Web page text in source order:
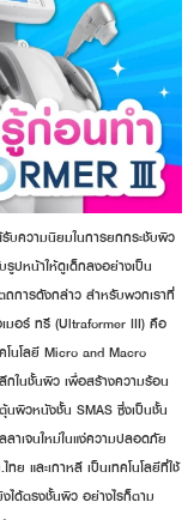
บความนิยมในการยกกระชับผิว
ปหน้าให้ดูเด็กลงอย่างเป็น
การดังกล่าว สำหรับพวกเราที่
มอร์ ทรี (Ultraformer III) คือ
โนโลยี Micro and Macro
ในชั้นผิว เพื่อสร้างความร้อน
นผิวหนังชั้น SMAS ซึ่งเป็นชั้น
าเจนใหม่ในแง่ความปลอดภัย
ย และเกาหลี เป็นเทคโนโลยีที่ใช้
ได้ตรงชั้นผิว อย่างไรก็ตาม